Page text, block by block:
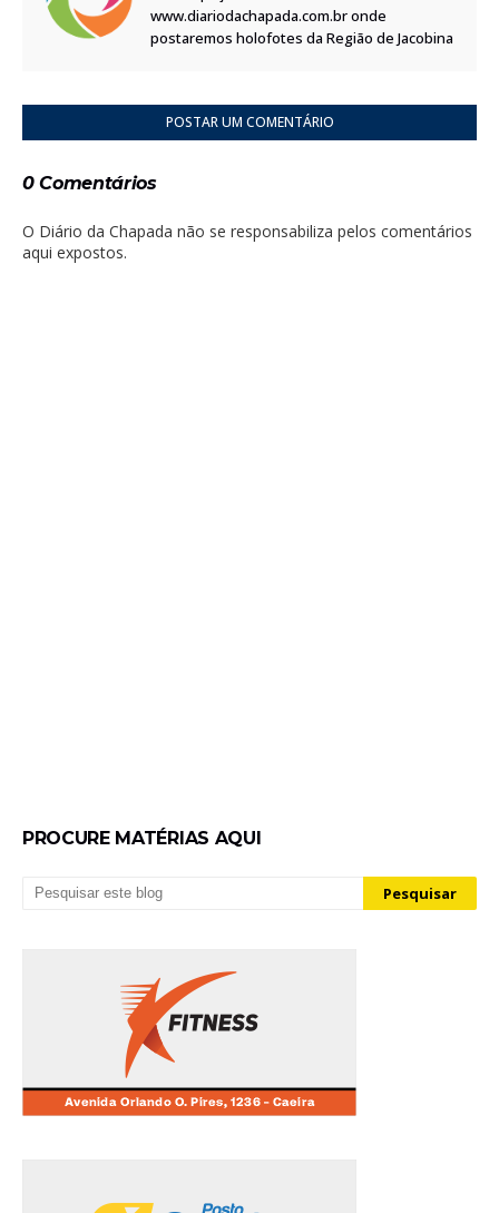
www.diariodachapada.com.br onde
postaremos holofotes da Região de Jacobina
POSTAR UM COMENTÁRIO
0 Comentários
O Diário da Chapada não se responsabiliza pelos comentários
aqui expostos.
PROCURE MATÉRIAS AQUI